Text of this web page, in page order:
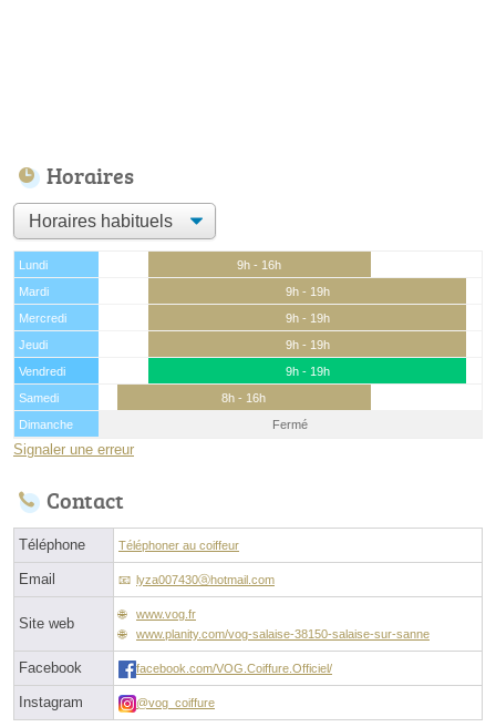
Horaires
Lundi
9h - 16h
Mardi
9h - 19h
Mercredi
9h - 19h
Jeudi
9h - 19h
Vendredi
9h - 19h
Samedi
8h - 16h
Dimanche
Fermé
Signaler une erreur
Contact
Téléphone Téléphoner au coiffeur
Email lyza007430ⓐhotmail.com
Site web
www.vog.fr
www.planity.com/vog-salaise-38150-salaise-sur-sanne
Facebook facebook.com/VOG.Coiffure.Officiel/
Instagram @vog_coiffure